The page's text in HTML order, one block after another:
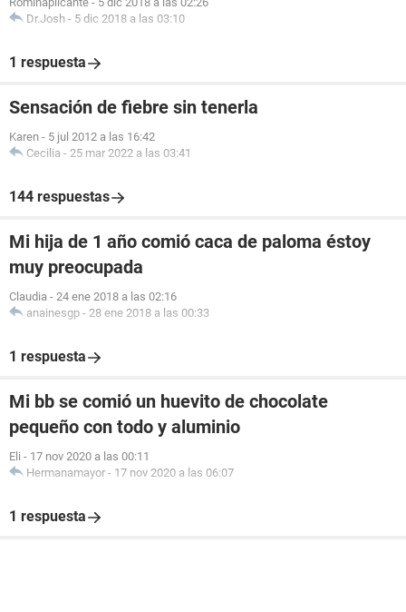
Dr.Josh - 5 dic 2018 a las 03:10
1 respuesta
Sensación de fiebre sin tenerla
Karen - 5 jul 2012 a las 16:42
Cecilia - 25 mar 2022 a las 03:41
144 respuestas
Mi hija de 1 año comió caca de paloma éstoy
muy preocupada
Claudia - 24 ene 2018 a las 02:16
anainesgp - 28 ene 2018 a las 00:33
1 respuesta
Mi bb se comió un huevito de chocolate
pequeño con todo y aluminio
Eli - 17 nov 2020 a las 00:11
Hermanamayor - 17 nov 2020 a las 06:07
1 respuesta